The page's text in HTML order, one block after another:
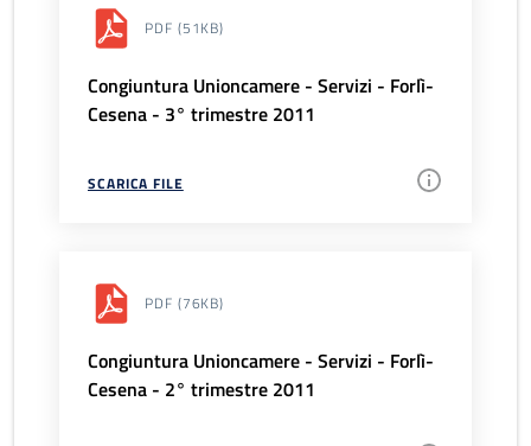
PDF (51KB)
Congiuntura Unioncamere - Servizi - Forlì-
Cesena - 3° trimestre 2011
SCARICA FILE
PDF (76KB)
Congiuntura Unioncamere - Servizi - Forlì-
Cesena - 2° trimestre 2011